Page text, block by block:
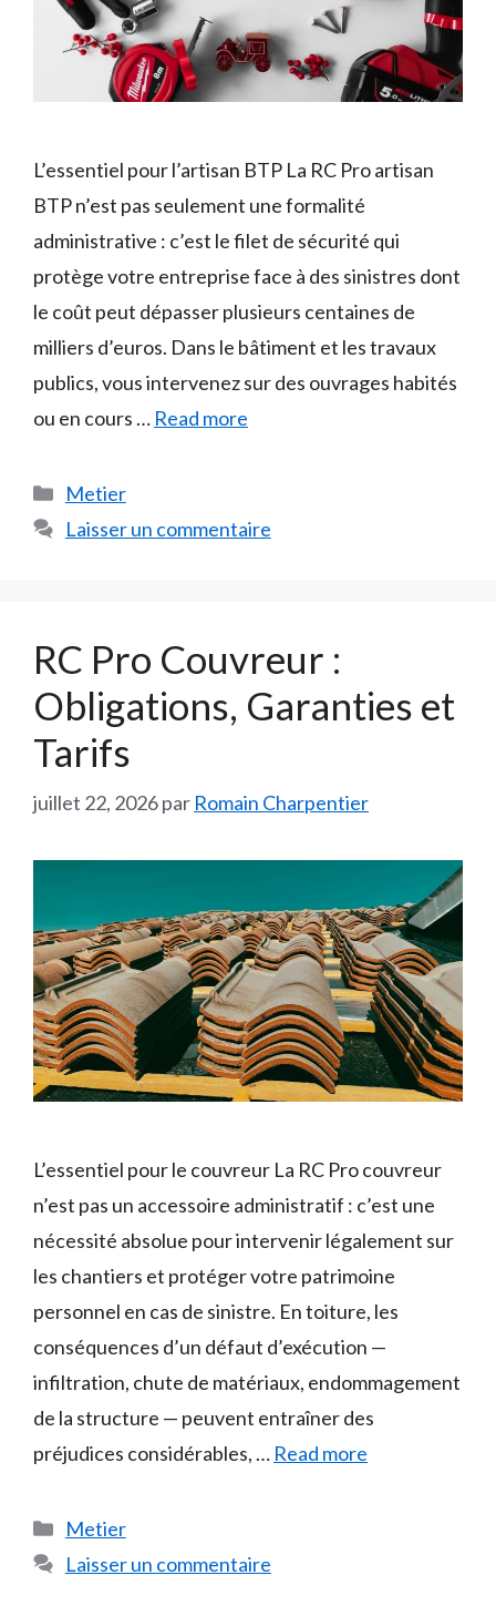
L’essentiel pour l’artisan BTP La RC Pro artisan
BTP n’est pas seulement une formalité
administrative : c’est le filet de sécurité qui
protège votre entreprise face à des sinistres dont
le coût peut dépasser plusieurs centaines de
milliers d’euros. Dans le bâtiment et les travaux
publics, vous intervenez sur des ouvrages habités
ou en cours … Read more
Catégories
Metier
Laisser un commentaire
RC Pro Couvreur :
Obligations, Garanties et
Tarifs
juillet 22, 2026par Romain Charpentier
L’essentiel pour le couvreur La RC Pro couvreur
n’est pas un accessoire administratif : c’est une
nécessité absolue pour intervenir légalement sur
les chantiers et protéger votre patrimoine
personnel en cas de sinistre. En toiture, les
conséquences d’un défaut d’exécution —
infiltration, chute de matériaux, endommagement
de la structure — peuvent entraîner des
préjudices considérables, … Read more
Catégories
Metier
Laisser un commentaire